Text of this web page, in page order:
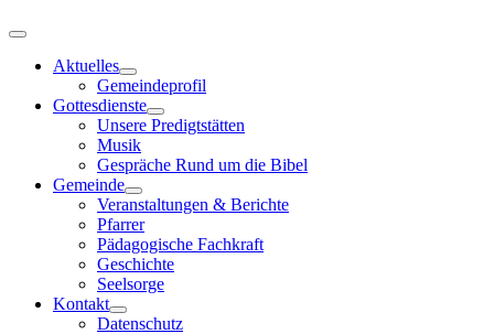
Aktuelles
Gemeindeprofil
Gottesdienste
Unsere Predigtstätten
Musik
Gespräche Rund um die Bibel
Gemeinde
Veranstaltungen & Berichte
Pfarrer
Pädagogische Fachkraft
Geschichte
Seelsorge
Kontakt
Datenschutz